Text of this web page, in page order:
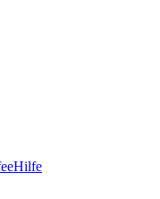
Hilfe